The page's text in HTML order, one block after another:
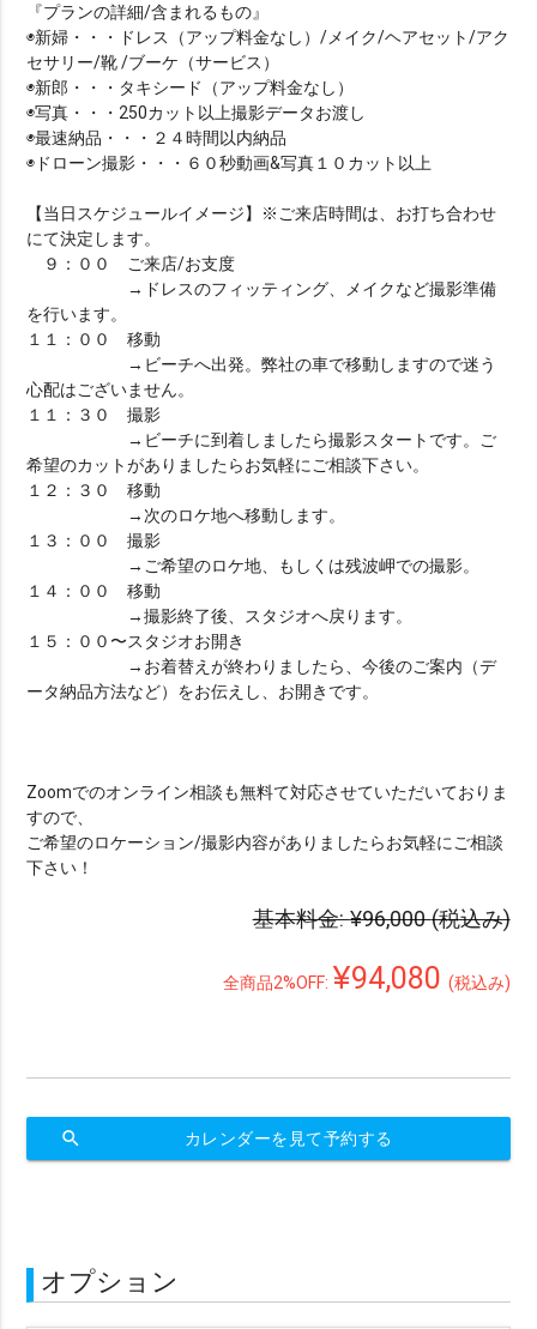
『プランの詳細/含まれるもの』
◉新婦・・・ドレス（アップ料金なし）/メイク/ヘアセット/アク
セサリー/靴 /ブーケ（サービス）
◉新郎・・・タキシード（アップ料金なし）
​◉写真・・・250カット以上撮影データお渡し
◉最速納品・・・２４時間以内納品
◉ドローン撮影・・・６０秒動画&写真１０カット以上
【当日スケジュールイメージ】※ご来店時間は、お打ち合わせ
にて決定します。
９：００ ご来店/お支度
→ドレスのフィッティング、メイクなど撮影準備
を行います。
１１：００ 移動
→ビーチへ出発。弊社の車で移動しますので迷う
心配はございません。
１１：３０ 撮影
→ビーチに到着しましたら撮影スタートです。ご
希望のカットがありましたらお気軽にご相談下さい。
１２：３０ 移動
→次のロケ地へ移動します。
１３：００ 撮影
→ご希望のロケ地、もしくは残波岬での撮影。
１４：００ 移動
→撮影終了後、スタジオへ戻ります。
１５：００〜スタジオお開き
→お着替えが終わりましたら、今後のご案内（デ
ータ納品方法など）をお伝えし、お開きです。
Zoomでのオンライン相談も無料て対応させていただいておりま
すので、
ご希望のロケーション/撮影内容がありましたらお気軽にご相談
下さい！
基本料金:¥96,000(税込み)
全商品2%OFF: ¥94,080 (税込み)
search カレンダーを見て予約する
オプション